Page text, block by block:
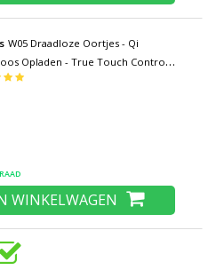
W05 Draadloze Oortjes - Qi
Opladen - True Touch Control
5.0 Earphones Earbuds
WINKELWAGEN